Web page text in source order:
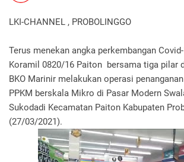
LKI-CHANNEL , PROBOLINGGO
Terus menekan angka perkembangan
Koramil 0820/16 Paiton bersama tiga pilar
BKO Marinir melakukan operasi
PPKM berskala Mikro di Pasar Modern
Sukodadi Kecamatan Paiton Kabupaten
(27/03/2021).